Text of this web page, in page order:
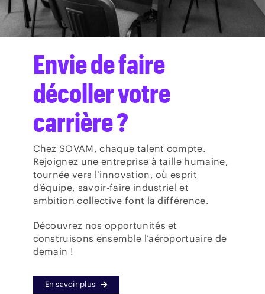
Envie de faire
décoller votre
carrière ?
Chez SOVAM, chaque talent compte.
Rejoignez une entreprise à taille humaine,
tournée vers l’innovation, où esprit
d’équipe, savoir-faire industriel et
ambition collective font la différence.
Découvrez nos opportunités et
construisons ensemble l’aéroportuaire de
demain !
En savoir plus